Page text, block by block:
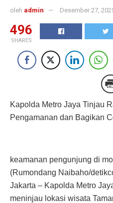
oleh admin Desember 27,
496
SHARES
Kapolda Metro Jaya Tinjau
Pengamanan dan Bagikan
keamanan pengunjung di
(Rumondang Naibaho/
Jakarta – Kapolda Metro
meninjau lokasi wisata